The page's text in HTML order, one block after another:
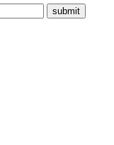
submit